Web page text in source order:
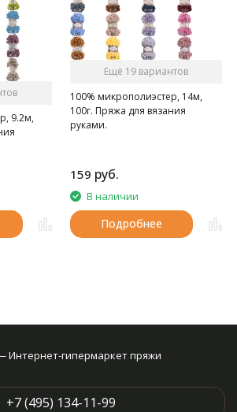
9.2м,
Ещё 19 вариантов
100% микрополиэстер, 14м,
100г. Пряжа для вязания
руками.
159 руб.
В наличии
Подробнее
Интернет-гипермаркет пряжи
+7 (495) 134-11-99